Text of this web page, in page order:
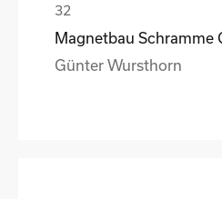
Magnetbau Schramme
Günter Wursthorn